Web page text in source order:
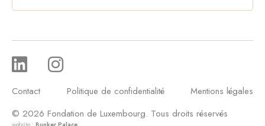
Contact Politique de confidentialité
Mentions légales
© 2026 Fondation de Luxembourg. Tous droits réservés